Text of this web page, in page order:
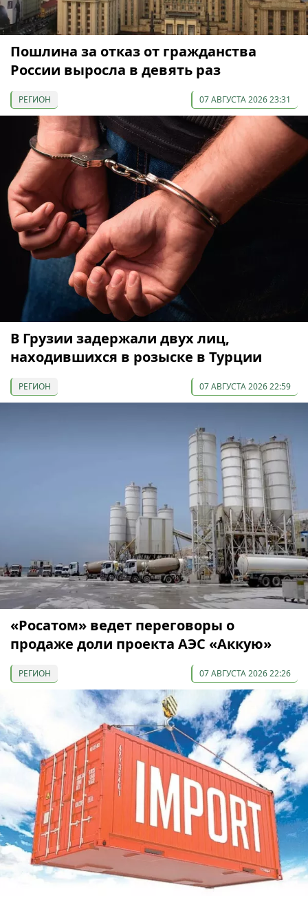
Пошлина за отказ от гражданства
России выросла в девять раз
РЕГИОН 07 АВГУСТА 2026 23:31
В Грузии задержали двух лиц,
находившихся в розыске в Турции
РЕГИОН 07 АВГУСТА 2026 22:59
«Росатом» ведет переговоры о
продаже доли проекта АЭС «Аккую»
РЕГИОН 07 АВГУСТА 2026 22:26